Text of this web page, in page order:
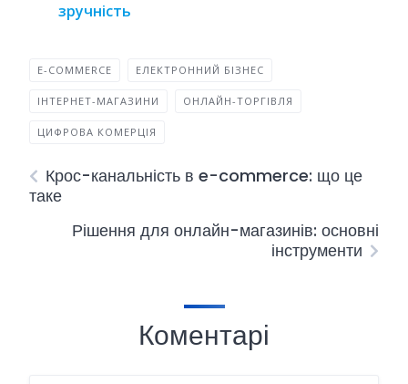
зручність
E-COMMERCE ЕЛЕКТРОННИЙ БІЗНЕС
ІНТЕРНЕТ-МАГАЗИНИ ОНЛАЙН-ТОРГІВЛЯ
ЦИФРОВА КОМЕРЦІЯ
Крос-канальність в e-commerce: що це
таке
Рішення для онлайн-магазинів: основні
інструменти
Коментарі